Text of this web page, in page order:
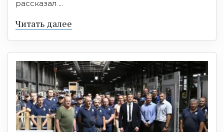
рассказал ...
Читать далее